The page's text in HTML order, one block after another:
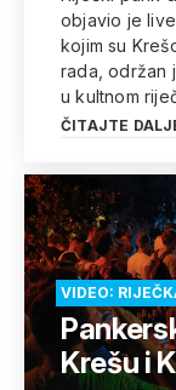
objavio je live
kojim su
rada, održan
u kultnom
ČITAJTE
VIDEO:
Krešu i